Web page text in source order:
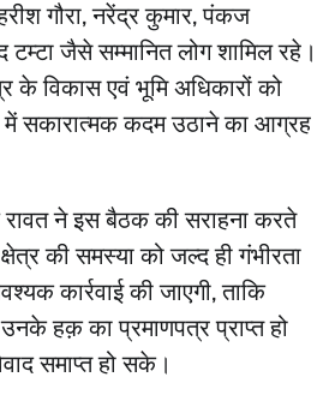
गौरा, नरेंद्र कुमार, पंकज
जैसे सम्मानित लोग शामिल रहे।
के विकास एवं भूमि अधिकारों को
में सकारात्मक कदम उठाने का आग्रह
ने इस बैठक की सराहना करते
की समस्या को जल्द ही गंभीरता
कार्रवाई की जाएगी, ताकि
उनके हक़ का प्रमाणपत्र प्राप्त हो
समाप्त हो सके।